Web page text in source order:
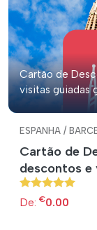
Cartão de
visitas guiadas
ESPANHA /
Cartão de
descontos e
Barcelona!
De: €0.00